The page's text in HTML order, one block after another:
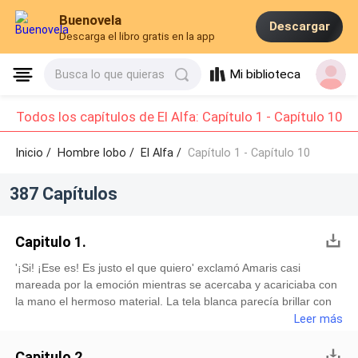
Buenovela
Descarga el libro gratis en la app
Descargar
Busca lo que quieras Mi biblioteca
Todos los capítulos de El Alfa: Capítulo 1 - Capítulo 10
Inicio / Hombre lobo/El Alfa / Capítulo 1 - Capítulo 10
387 Capítulos
Capitulo 1.
'¡Si! ¡Ese es! Es justo el que quiero' exclamó Amaris casi
mareada por la emoción mientras se acercaba y acariciaba con
la mano el hermoso material. La tela blanca parecía brillar con
la luz y el efecto era casi hechizante. 'Fantástico, ¿le gustaría
necesite una pequeña modificación....' empezó a decir la
Leer más